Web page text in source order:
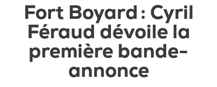
Fort Boyard : Cyril
Féraud dévoile la
première bande-
annonce